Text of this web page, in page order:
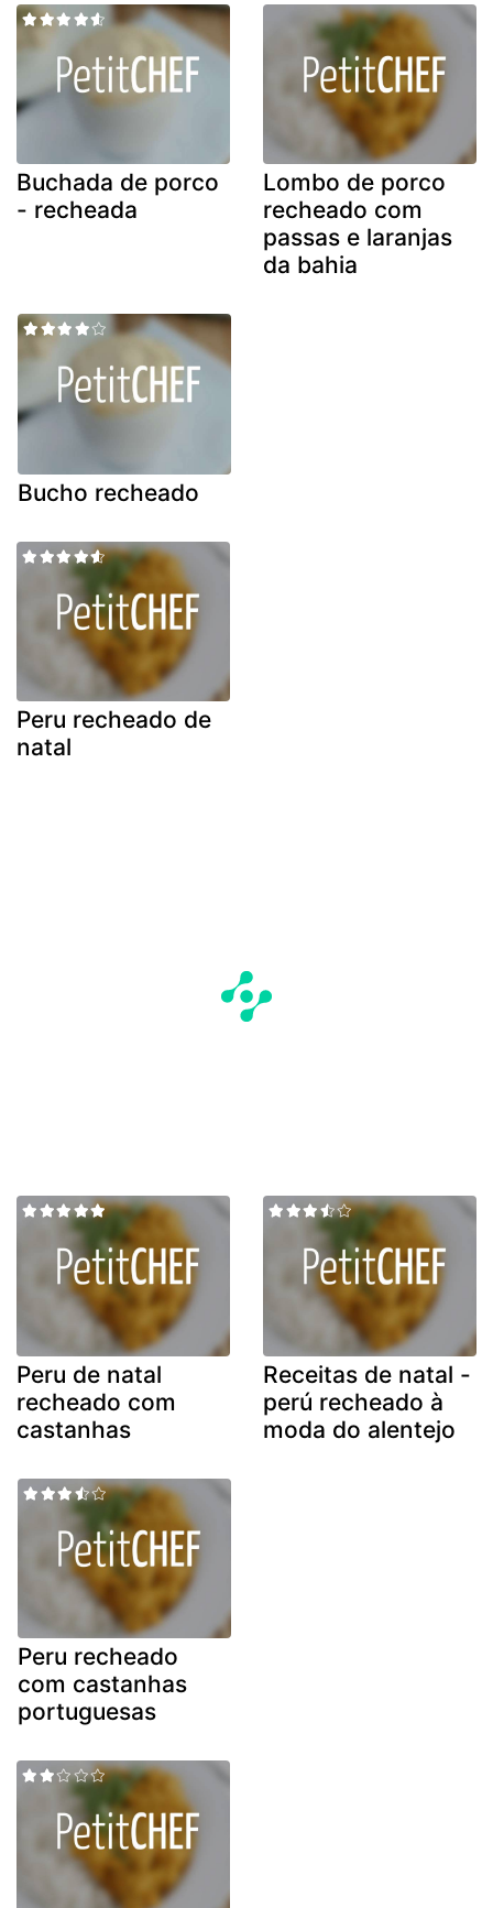
Buchada de porco
- recheada
Lombo de porco
recheado com
passas e laranjas
da bahia
Bucho recheado
Peru recheado de
natal
Peru de natal
recheado com
castanhas
Receitas de natal -
perú recheado à
moda do alentejo
Peru recheado
com castanhas
portuguesas